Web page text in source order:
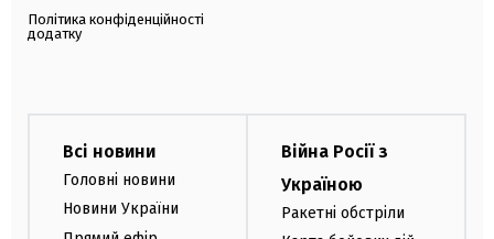
Політика конфіденційності
додатку
Всі новини
Головні новини
Новини України
Війна Росії з
Україною
Ракетні обстріли